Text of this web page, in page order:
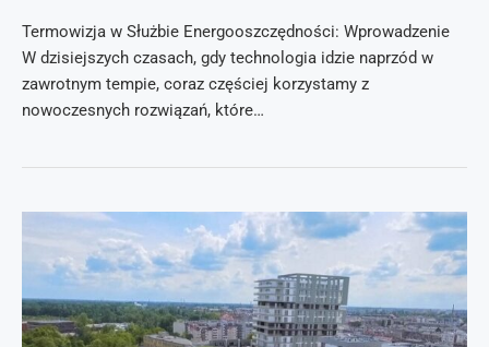
Termowizja w Służbie Energooszczędności: Wprowadzenie
W dzisiejszych czasach, gdy technologia idzie naprzód w
zawrotnym tempie, coraz częściej korzystamy z
nowoczesnych rozwiązań, które…